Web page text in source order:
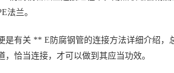
法兰。
是有关 ** E防腐钢管的连接方法详细介绍
，恰当连接，才可以做到其应当功效。